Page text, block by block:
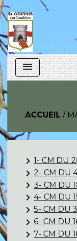
menu
ACCUEIL /
keyboard_arrow_right 1- CM DU
keyboard_arrow_right 2- CM DU
keyboard_arrow_right 3- CM DU
keyboard_arrow_right 4- CM DU
keyboard_arrow_right 5- CM DU
keyboard_arrow_right 6- CM DU
keyboard_arrow_right 7- CM DU